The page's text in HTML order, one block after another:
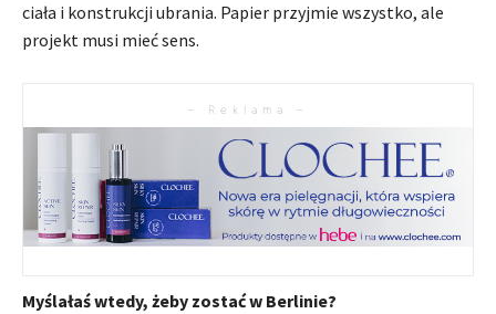
ciała i konstrukcji ubrania. Papier przyjmie wszystko, ale
projekt musi mieć sens.
– Reklama –
Myślałaś wtedy, żeby zostać w Berlinie?